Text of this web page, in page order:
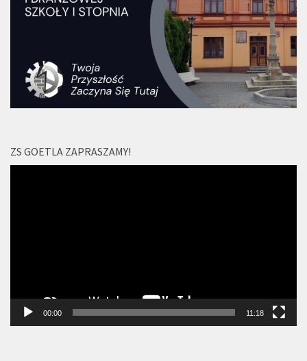
ZS GOETLA ZAPRASZAMY!
00:00 11:18